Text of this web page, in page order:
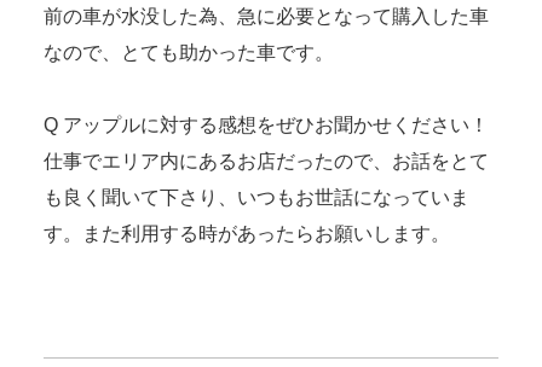
前の車が水没した為、急に必要となって購入した車
なので、とても助かった車です。
Q アップルに対する感想をぜひお聞かせください！
仕事でエリア内にあるお店だったので、お話をとて
も良く聞いて下さり、いつもお世話になっていま
す。また利用する時があったらお願いします。